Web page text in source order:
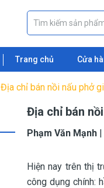
Trang chủ Cửa
Địa chỉ bán nồi nấu phở
Địa chỉ bán
Phạm Văn Mạnh |
Hiện nay trên thị
công dụng chính: